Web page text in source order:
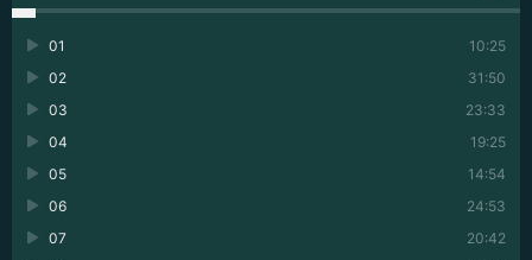
10:25
01
31:50
02
23:33
03
19:25
04
14:54
05
24:53
06
20:42
07